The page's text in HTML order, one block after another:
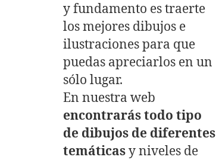
y fundamento es traerte
los mejores dibujos e
ilustraciones para que
puedas apreciarlos en un
sólo lugar.
En nuestra web
encontrarás todo tipo
de dibujos de diferentes
temáticasy niveles de